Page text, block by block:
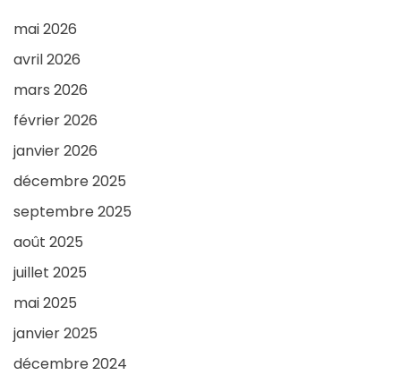
mai 2026
avril 2026
mars 2026
février 2026
janvier 2026
décembre 2025
septembre 2025
août 2025
juillet 2025
mai 2025
janvier 2025
décembre 2024